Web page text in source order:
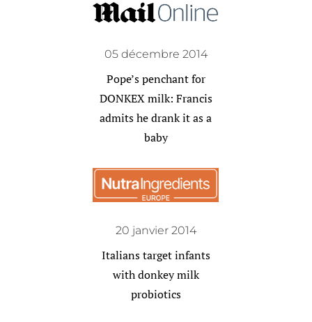
05 décembre 2014
Pope’s penchant for
DONKEX milk: Francis
admits he drank it as a
baby
20 janvier 2014
Italians target infants
with donkey milk
probiotics